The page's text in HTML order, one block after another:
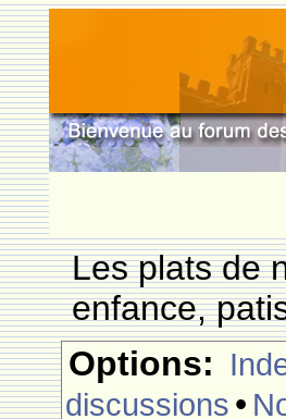
Les plats de
enfance,
Options:
discussions •